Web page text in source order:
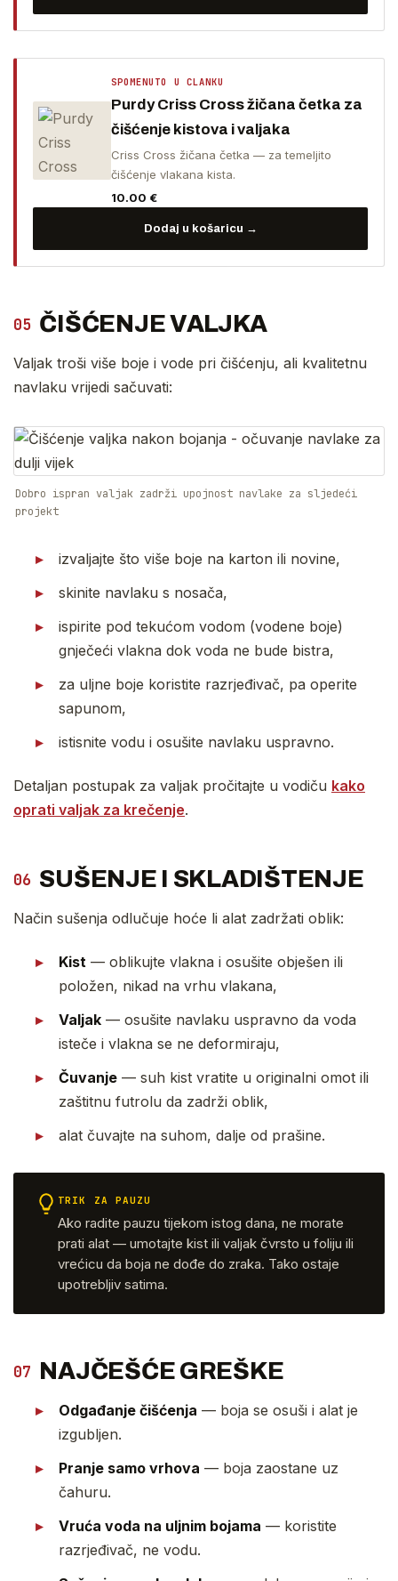
SPOMENUTO U CLANKU
Purdy Criss Cross žičana četka za
čišćenje kistova i valjaka
Criss Cross žičana četka — za temeljito
čišćenje vlakana kista.
10.00 €
Dodaj u košaricu →
05 ČIŠĆENJE VALJKA
Valjak troši više boje i vode pri čišćenju, ali kvalitetnu
navlaku vrijedi sačuvati:
Dobro ispran valjak zadrži upojnost navlake za sljedeći
projekt
izvaljajte što više boje na karton ili novine,
skinite navlaku s nosača,
ispirite pod tekućom vodom (vodene boje)
gnječeći vlakna dok voda ne bude bistra,
za uljne boje koristite razrjeđivač, pa operite
sapunom,
istisnite vodu i osušite navlaku uspravno.
Detaljan postupak za valjak pročitajte u vodiču kako
oprati valjak za krečenje.
06 SUŠENJE I SKLADIŠTENJE
Način sušenja odlučuje hoće li alat zadržati oblik:
Kist — oblikujte vlakna i osušite obješen ili
položen, nikad na vrhu vlakana,
Valjak— osušite navlaku uspravno da voda
isteče i vlakna se ne deformiraju,
Čuvanje— suh kist vratite u originalni omot ili
zaštitnu futrolu da zadrži oblik,
alat čuvajte na suhom, dalje od prašine.
TRIK ZA PAUZU
Ako radite pauzu tijekom istog dana, ne morate
prati alat — umotajte kist ili valjak čvrsto u foliju ili
vrećicu da boja ne dođe do zraka. Tako ostaje
upotrebljiv satima.
07 NAJČEŠĆE GREŠKE
Odgađanje čišćenja — boja se osuši i alat je
izgubljen.
Pranje samo vrhova — boja zaostane uz
čahuru.
Vruća voda na uljnim bojama — koristite
razrjeđivač, ne vodu.